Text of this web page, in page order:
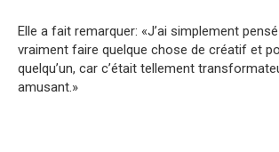
Elle a fait remarquer: «J’ai simplement
vraiment faire quelque chose de créatif et
quelqu’un, car c’était tellement
amusant.»